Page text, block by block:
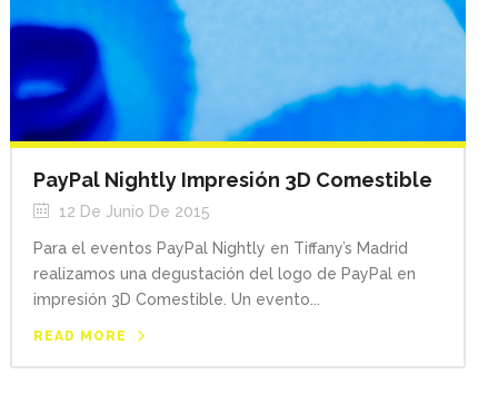
PayPal Nightly Impresión 3D Comestible
12 De Junio De 2015
Para el eventos PayPal Nightly en Tiffany’s Madrid
realizamos una degustación del logo de PayPal en
impresión 3D Comestible. Un evento...
READ MORE